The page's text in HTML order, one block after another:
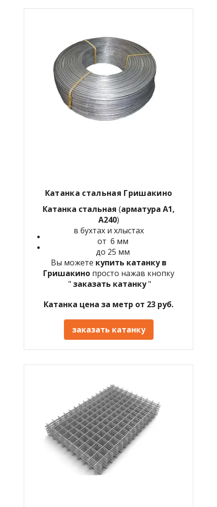
Катанка стальная Гришакино
Катанка стальная (арматура А1,
А240)
в бухтах и хлыстах
от 6 мм
до 25 мм
Вы можете купить катанку в
Гришакинопросто нажав кнопку
" заказать катанку"
Катанка цена за метр от 23 руб.
заказать катанку